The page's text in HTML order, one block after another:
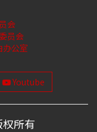
会
员会
公室
Youtube
所有